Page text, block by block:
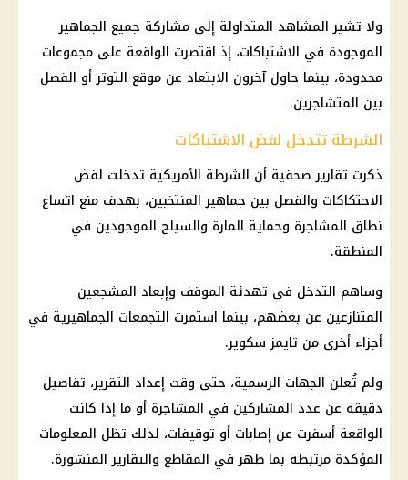
ولا تشير المشاهد المتداولة إلى مشاركة جميع الجماهير
الموجودة في الاشتباكات، إذ اقتصرت الواقعة على مجموعات
محدودة، بينما حاول آخرون الابتعاد عن موقع التوتر أو الفصل
بين المتشاجرين.
الشرطة تتدخل لفض الاشتباكات
ذكرت تقارير صحفية أن الشرطة الأمريكية تدخلت لفض
الاحتكاكات والفصل بين جماهير المنتخبين، بهدف منع اتساع
نطاق المشاجرة وحماية المارة والسياح الموجودين في
المنطقة.
وساهم التدخل في تهدئة الموقف وإبعاد المشجعين
المتنازعين عن بعضهم، بينما استمرت التجمعات الجماهيرية في
أجزاء أخرى من تايمز سكوير.
ولم تُعلن الجهات الرسمية، حتى وقت إعداد التقرير، تفاصيل
دقيقة عن عدد المشاركين في المشاجرة أو ما إذا كانت
الواقعة أسفرت عن إصابات أو توقيفات، لذلك تظل المعلومات
المؤكدة مرتبطة بما ظهر في المقاطع والتقارير المنشورة.